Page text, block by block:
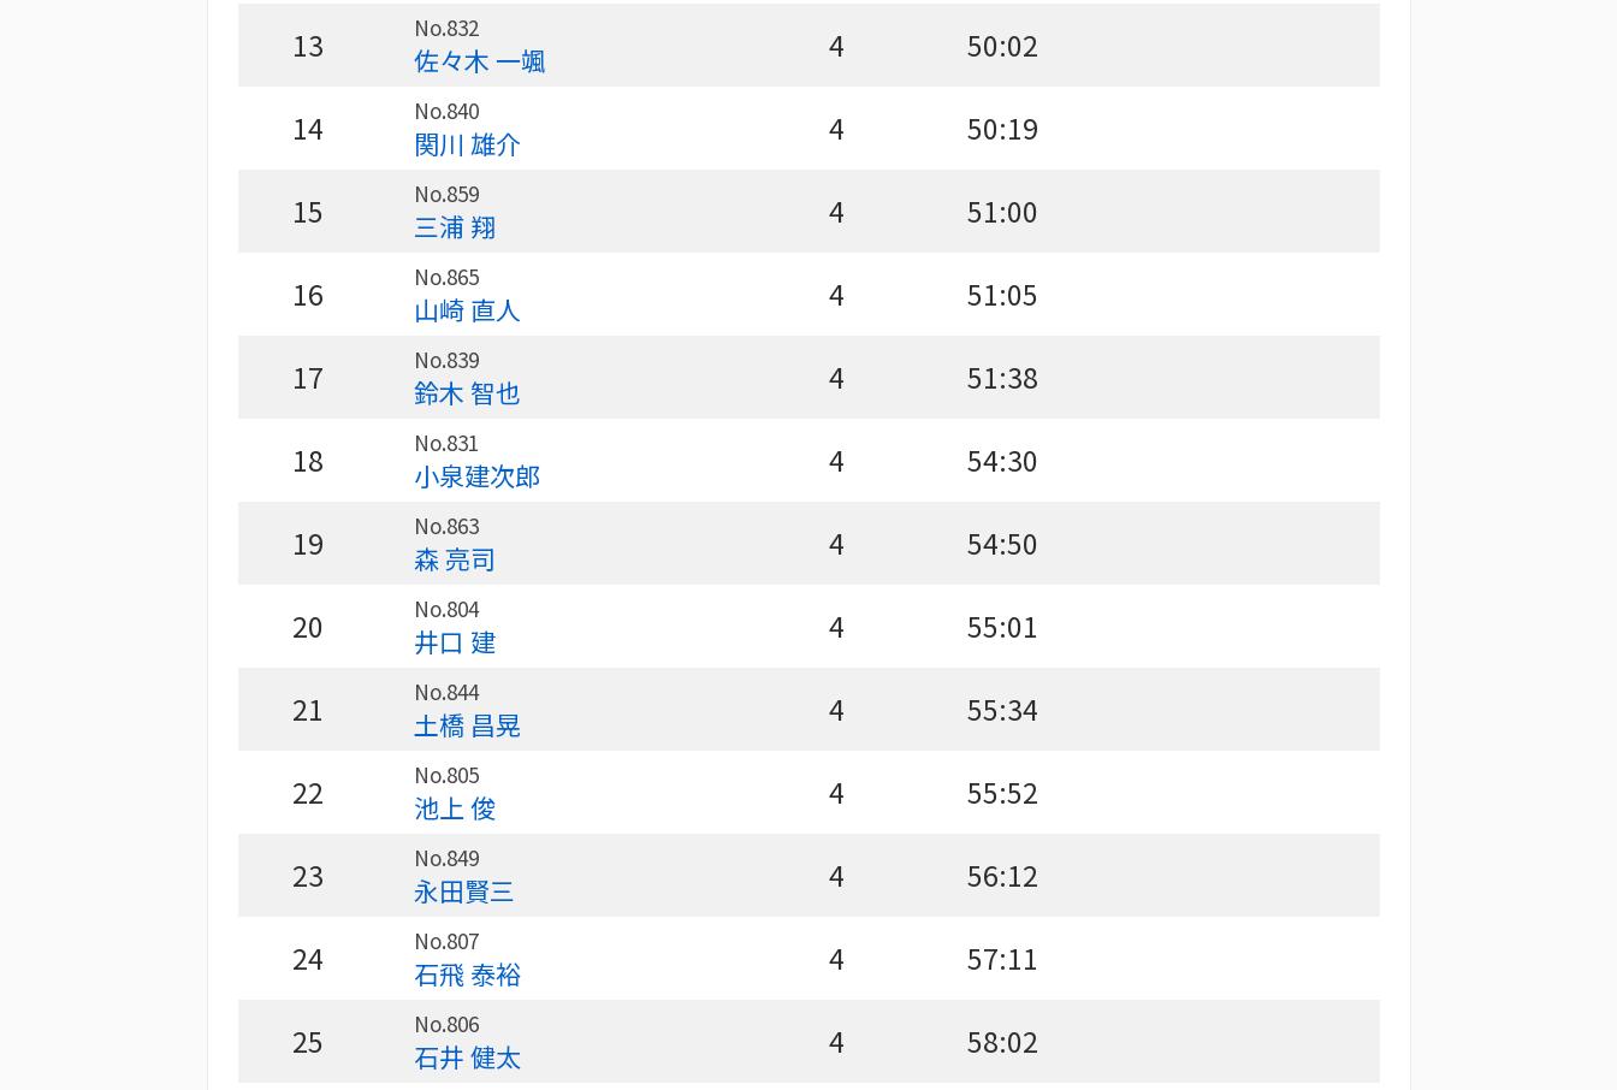
13 No.832
佐々木 一颯 4 50:02
14 No.840
関川 雄介 4 50:19
15 No.859
三浦 翔 4 51:00
16 No.865
山崎 直人 4 51:05
17 No.839
鈴木 智也 4 51:38
18 No.831
小泉建次郎 4 54:30
19 No.863
森 亮司 4 54:50
20 No.804
井口 建 4 55:01
21 No.844
土橋 昌晃 4 55:34
22 No.805
池上 俊 4 55:52
23 No.849
永田賢三 4 56:12
24 No.807
石飛 泰裕 4 57:11
25 No.806
石井 健太 4 58:02